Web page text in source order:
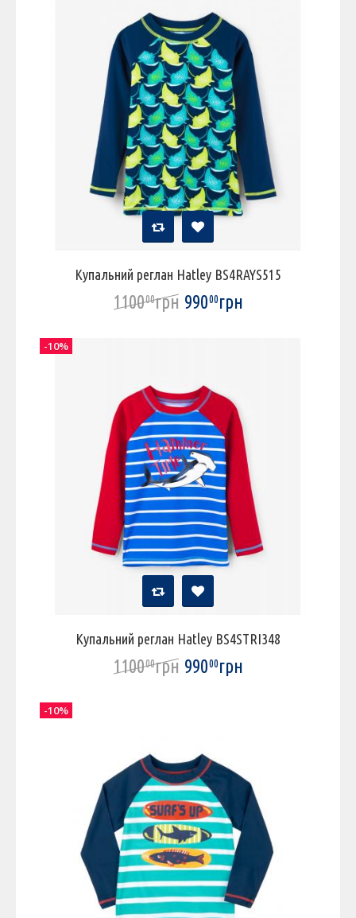
Купальний реглан Hatley BS4RAYS515
110000грн 99000грн
Купальний реглан Hatley BS4STRI348
110000грн 99000грн
-10%
-10%